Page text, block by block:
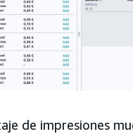
de impresiones